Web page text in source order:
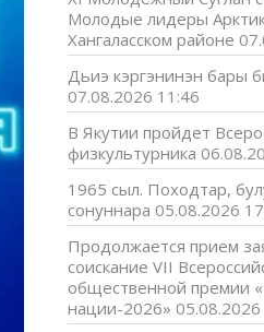
Молодые лидеры
Хангаласском районе
Дьиэ кэргэнинэн бары
07.08.2026 11:46
В Якутии пройдет
физкультурника
1965 сыл. Походтар,
сонуннара 05.08.2026
Продолжается прием
соискание VII
общественной премии
нации-2026»